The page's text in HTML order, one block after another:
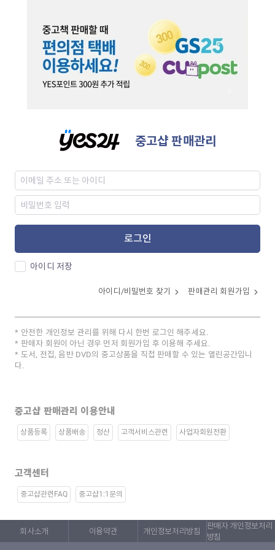
중고샵 판매관리
로그인
아이디 저장
아이디/비밀번호 찾기 판매관리 회원가입
안전한 개인정보 관리를 위해 다시 한번 로그인 해주세요.
판매자 회원이 아닌 경우 먼저 회원가입 후 이용해 주세요.
도서, 전집, 음반 DVD의 중고상품을 직접 판매할 수 있는 열린공간입니
다.
중고샵 판매관리 이용안내
상품등록 상품배송 정산 고객서비스관련 사업자회원전환
고객센터
중고샵관련FAQ 중고샵1:1문의
회사소개 이용약관 개인정보처리방침
판매자 개인정보처리
방침